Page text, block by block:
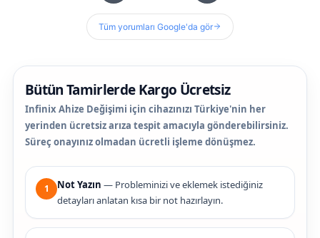
Tüm yorumları Google'da gör
Bütün Tamirlerde Kargo Ücretsiz
Infinix Ahize Değişimi için cihazınızı Türkiye'nin her
yerinden ücretsiz arıza tespit amacıyla gönderebilirsiniz.
Süreç onayınız olmadan ücretli işleme dönüşmez.
1 Not Yazın — Probleminizi ve eklemek istediğiniz
detayları anlatan kısa bir not hazırlayın.